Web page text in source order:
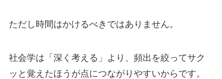
ただし時間はかけるべきではありません。
社会学は「深く考える」より、頻出を絞ってサク
ッと覚えたほうが点につながりやすいからです。